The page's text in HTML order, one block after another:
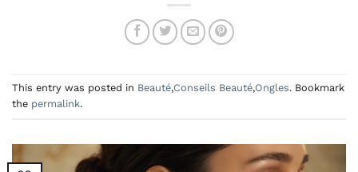
This entry was posted in Beauté,Conseils Beauté,Ongles. Bookmark
the permalink.